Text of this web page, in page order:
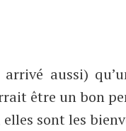
aussi)
être un bon
sont les